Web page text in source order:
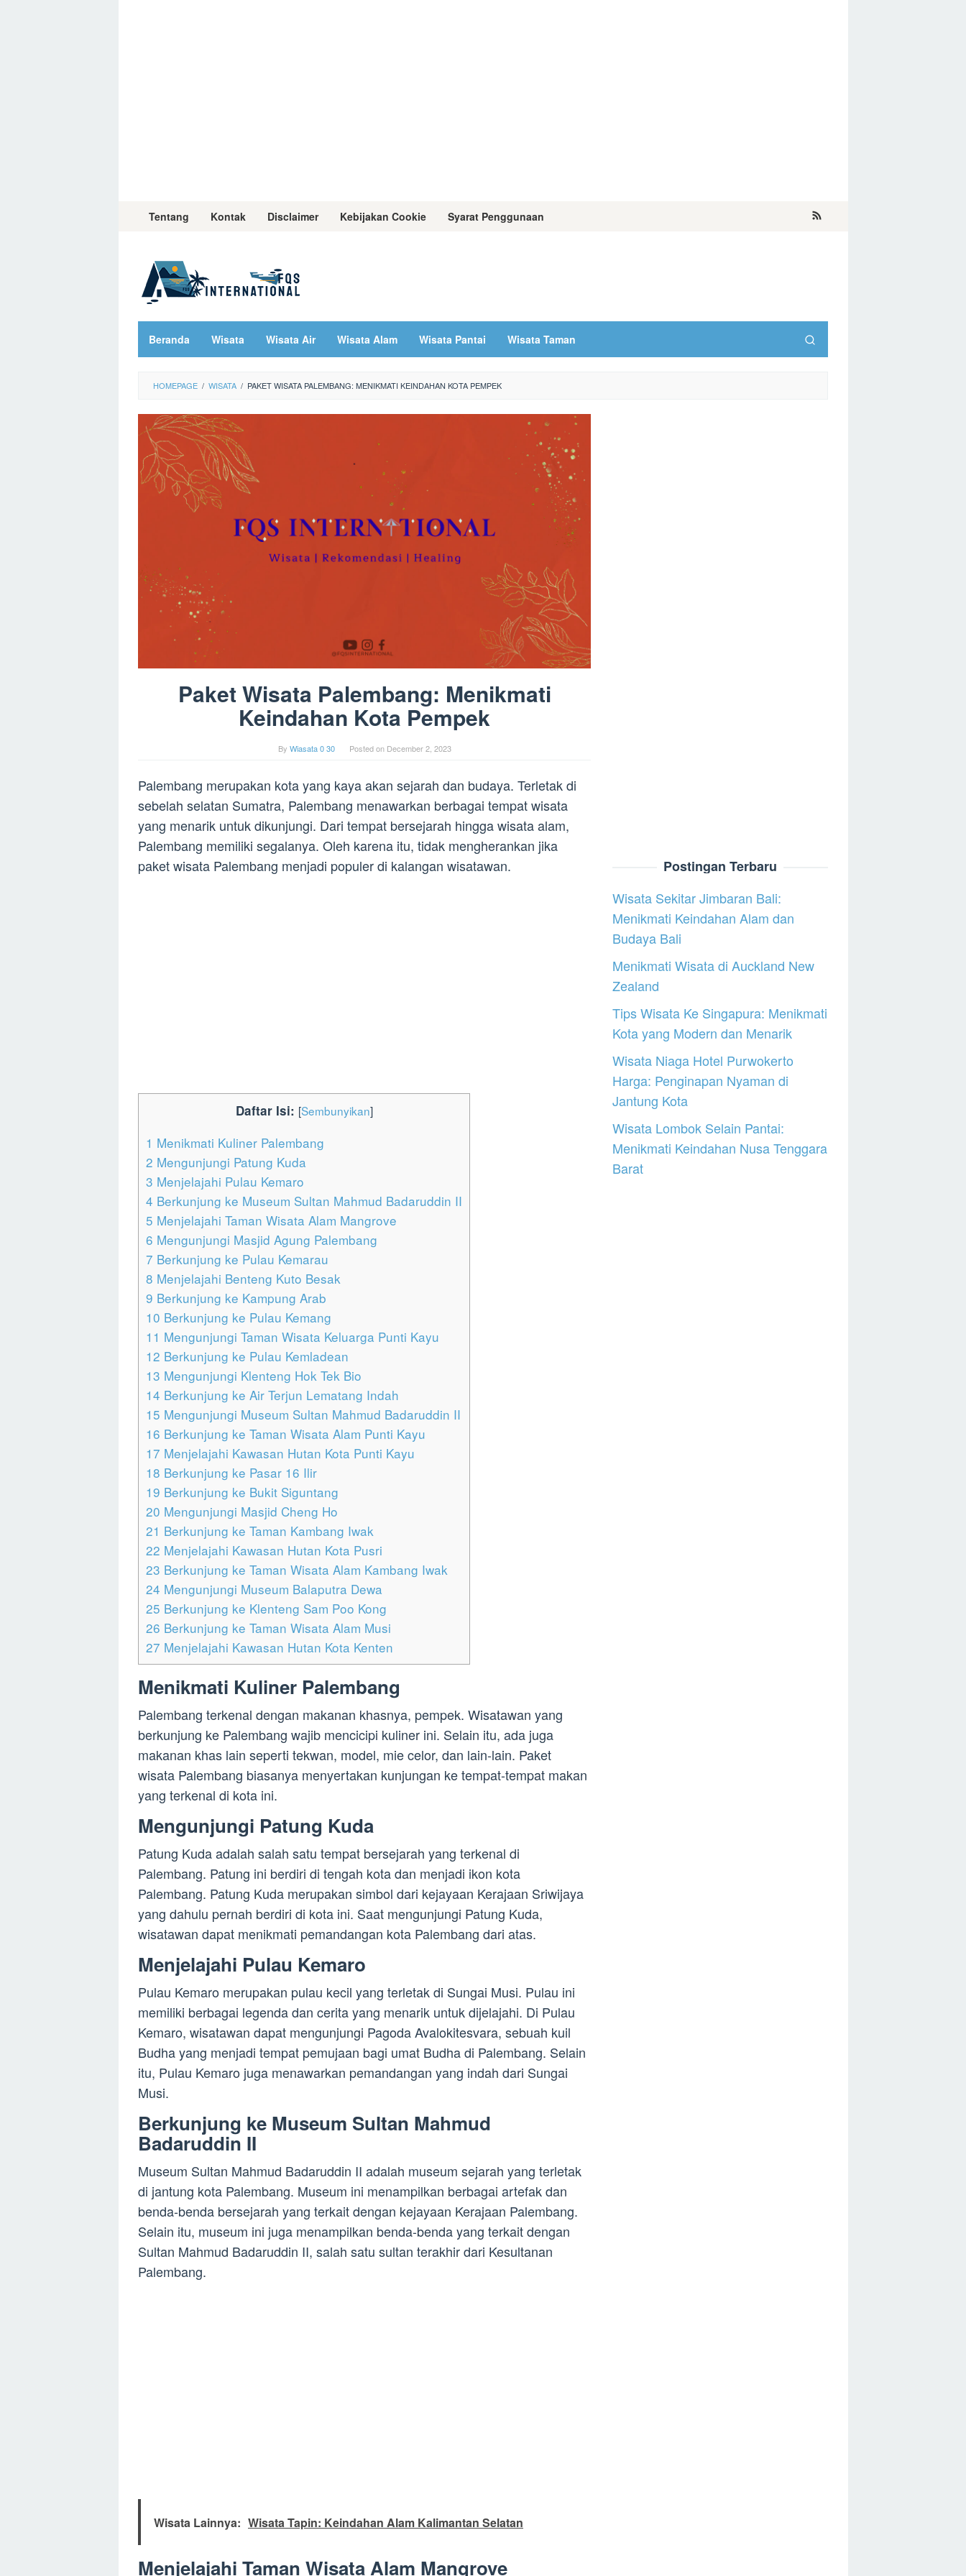
Tentang Kontak Disclaimer Kebijakan Cookie Syarat Penggunaan
Beranda Wisata Wisata Air Wisata Alam Wisata Pantai Wisata Taman
HOMEPAGE / WISATA / PAKET WISATA PALEMBANG: MENIKMATI KEINDAHAN KOTA PEMPEK
Paket Wisata Palembang: Menikmati
Keindahan Kota Pempek
By Wiasata 0 30 Posted on December 2, 2023
Palembang merupakan kota yang kaya akan sejarah dan budaya. Terletak di
sebelah selatan Sumatra, Palembang menawarkan berbagai tempat wisata
yang menarik untuk dikunjungi. Dari tempat bersejarah hingga wisata alam,
Palembang memiliki segalanya. Oleh karena itu, tidak mengherankan jika
paket wisata Palembang menjadi populer di kalangan wisatawan.
Daftar Isi: [Sembunyikan]
1 Menikmati Kuliner Palembang
2 Mengunjungi Patung Kuda
3 Menjelajahi Pulau Kemaro
4 Berkunjung ke Museum Sultan Mahmud Badaruddin II
5 Menjelajahi Taman Wisata Alam Mangrove
6 Mengunjungi Masjid Agung Palembang
7 Berkunjung ke Pulau Kemarau
8 Menjelajahi Benteng Kuto Besak
9 Berkunjung ke Kampung Arab
10 Berkunjung ke Pulau Kemang
11 Mengunjungi Taman Wisata Keluarga Punti Kayu
12 Berkunjung ke Pulau Kemladean
13 Mengunjungi Klenteng Hok Tek Bio
14 Berkunjung ke Air Terjun Lematang Indah
15 Mengunjungi Museum Sultan Mahmud Badaruddin II
16 Berkunjung ke Taman Wisata Alam Punti Kayu
17 Menjelajahi Kawasan Hutan Kota Punti Kayu
18 Berkunjung ke Pasar 16 Ilir
19 Berkunjung ke Bukit Siguntang
20 Mengunjungi Masjid Cheng Ho
21 Berkunjung ke Taman Kambang Iwak
22 Menjelajahi Kawasan Hutan Kota Pusri
23 Berkunjung ke Taman Wisata Alam Kambang Iwak
24 Mengunjungi Museum Balaputra Dewa
25 Berkunjung ke Klenteng Sam Poo Kong
26 Berkunjung ke Taman Wisata Alam Musi
27 Menjelajahi Kawasan Hutan Kota Kenten
Menikmati Kuliner Palembang
Palembang terkenal dengan makanan khasnya, pempek. Wisatawan yang
berkunjung ke Palembang wajib mencicipi kuliner ini. Selain itu, ada juga
makanan khas lain seperti tekwan, model, mie celor, dan lain-lain. Paket
wisata Palembang biasanya menyertakan kunjungan ke tempat-tempat makan
yang terkenal di kota ini.
Mengunjungi Patung Kuda
Patung Kuda adalah salah satu tempat bersejarah yang terkenal di
Palembang. Patung ini berdiri di tengah kota dan menjadi ikon kota
Palembang. Patung Kuda merupakan simbol dari kejayaan Kerajaan Sriwijaya
yang dahulu pernah berdiri di kota ini. Saat mengunjungi Patung Kuda,
wisatawan dapat menikmati pemandangan kota Palembang dari atas.
Menjelajahi Pulau Kemaro
Pulau Kemaro merupakan pulau kecil yang terletak di Sungai Musi. Pulau ini
memiliki berbagai legenda dan cerita yang menarik untuk dijelajahi. Di Pulau
Kemaro, wisatawan dapat mengunjungi Pagoda Avalokitesvara, sebuah kuil
Budha yang menjadi tempat pemujaan bagi umat Budha di Palembang. Selain
itu, Pulau Kemaro juga menawarkan pemandangan yang indah dari Sungai
Musi.
Berkunjung ke Museum Sultan Mahmud
Badaruddin II
Museum Sultan Mahmud Badaruddin II adalah museum sejarah yang terletak
di jantung kota Palembang. Museum ini menampilkan berbagai artefak dan
benda-benda bersejarah yang terkait dengan kejayaan Kerajaan Palembang.
Selain itu, museum ini juga menampilkan benda-benda yang terkait dengan
Sultan Mahmud Badaruddin II, salah satu sultan terakhir dari Kesultanan
Palembang.
Wisata Lainnya: Wisata Tapin: Keindahan Alam Kalimantan Selatan
Menjelajahi Taman Wisata Alam Mangrove
Postingan Terbaru
Wisata Sekitar Jimbaran Bali:
Menikmati Keindahan Alam dan
Budaya Bali
Menikmati Wisata di Auckland New
Zealand
Tips Wisata Ke Singapura: Menikmati
Kota yang Modern dan Menarik
Wisata Niaga Hotel Purwokerto
Harga: Penginapan Nyaman di
Jantung Kota
Wisata Lombok Selain Pantai:
Menikmati Keindahan Nusa Tenggara
Barat